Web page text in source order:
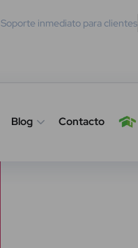
Soporte inmediato para clientes
Blog Contacto